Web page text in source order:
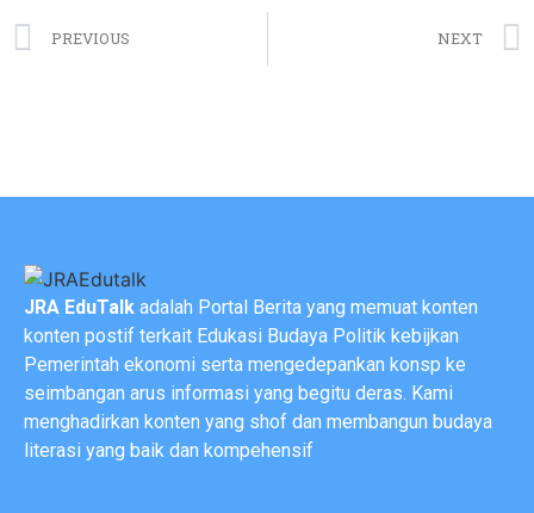
PREVIOUS NEXT
JRA EduTalk adalah Portal Berita yang memuat konten
konten postif terkait Edukasi Budaya Politik kebijkan
Pemerintah ekonomi serta mengedepankan konsp ke
seimbangan arus informasi yang begitu deras. Kami
menghadirkan konten yang shof dan membangun budaya
literasi yang baik dan kompehensif